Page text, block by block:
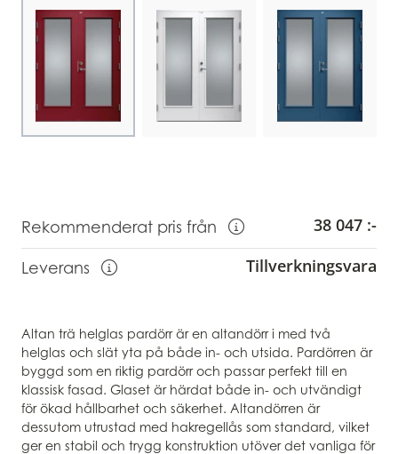
Choose image Choose image Choose image
Rekommenderat pris från
Visa information om
38 047 :-
Leverans
Tillverkningsvara
Altan trä helglas pardörr är en altandörr i med två
helglas och slät yta på både in- och utsida. Pardörren är
byggd som en riktig pardörr och passar perfekt till en
klassisk fasad. Glaset är härdat både in- och utvändigt
för ökad hållbarhet och säkerhet. Altandörren är
dessutom utrustad med hakregellås som standard, vilket
ger en stabil och trygg konstruktion utöver det vanliga för